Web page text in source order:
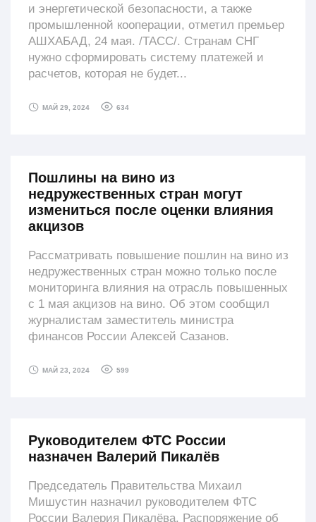
и энергетической безопасности, а также
промышленной кооперации, отметил премьер
АШХАБАД, 24 мая. /ТАСС/. Странам СНГ
нужно сформировать систему платежей и
расчетов, которая не будет...
МАЙ 29, 2024 634
Пошлины на вино из
недружественных стран могут
измениться после оценки влияния
акцизов
Рассматривать повышение пошлин на вино из
недружественных стран можно только после
мониторинга влияния на отрасль повышенных
с 1 мая акцизов на вино. Об этом сообщил
журналистам заместитель министра
финансов России Алексей Сазанов.
МАЙ 23, 2024 599
Руководителем ФТС России
назначен Валерий Пикалёв
Председатель Правительства Михаил
Мишустин назначил руководителем ФТС
России Валерия Пикалёва. Распоряжение об